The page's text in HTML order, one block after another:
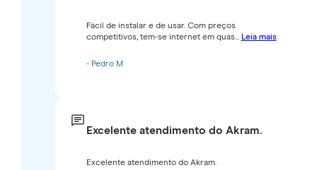
Fácil de instalar e de usar. Com preços
competitivos, tem-se internet em quas... Leia mais
- Pedro M
Excelente atendimento do Akram.
Excelente atendimento do Akram.